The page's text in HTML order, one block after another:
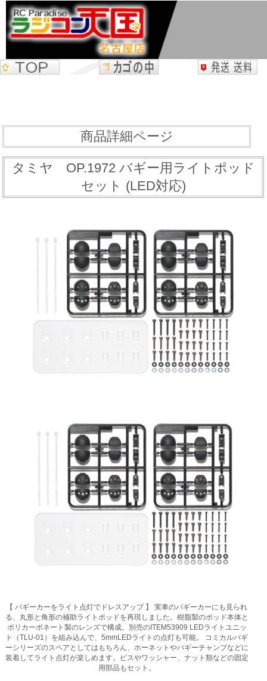
商品詳細ページ
タミヤ OP.1972 バギー用ライトポッド
セット (LED対応)
【 バギーカーをライト点灯でドレスアップ 】 実車のバギーカーにも見られ
る、丸形と角形の補助ライトポッドを再現しました。樹脂製のポッド本体と
ポリカーボネート製のレンズで構成。別売のITEM53909 LEDライトユニッ
ト（TLU-01）を組み込んで、5mmLEDライトの点灯も可能。 コミカルバギ
ーシリーズのスペアとしてはもちろん、ホーネットやバギーチャンプなどに
装着してライト点灯が楽しめます。ビスやワッシャー、ナット類などの固定
用部品もセット。